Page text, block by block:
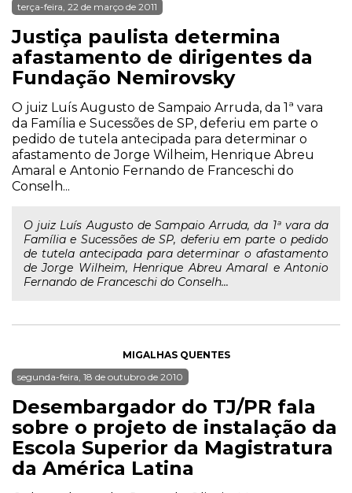
terça-feira, 22 de março de 2011
Justiça paulista determina
afastamento de dirigentes da
Fundação Nemirovsky
O juiz Luís Augusto de Sampaio Arruda, da 1ª vara
da Família e Sucessões de SP, deferiu em parte o
pedido de tutela antecipada para determinar o
afastamento de Jorge Wilheim, Henrique Abreu
Amaral e Antonio Fernando de Franceschi do
Conselh...
O juiz Luís Augusto de Sampaio Arruda, da 1ª vara da
Família e Sucessões de SP, deferiu em parte o pedido
de tutela antecipada para determinar o afastamento
de Jorge Wilheim, Henrique Abreu Amaral e Antonio
Fernando de Franceschi do Conselh...
MIGALHAS QUENTES
segunda-feira, 18 de outubro de 2010
Desembargador do TJ/PR fala
sobre o projeto de instalação da
Escola Superior da Magistratura
da América Latina